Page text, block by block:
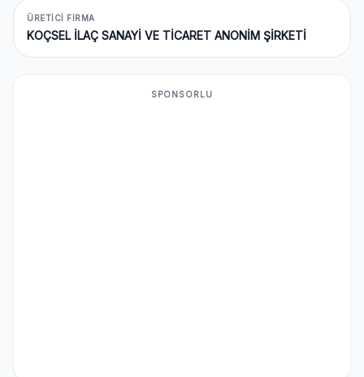
ÜRETICI FIRMA
KOÇSEL İLAÇ SANAYİ VE TİCARET ANONİM ŞİRKETİ
SPONSORLU